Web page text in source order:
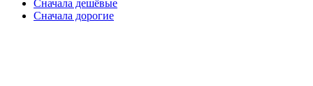
Сначала дешёвые
Сначала дорогие